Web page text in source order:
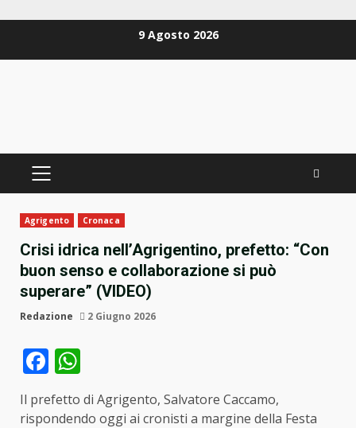
9 Agosto 2026
PRIMÄRES
Agrigento Cronaca
Crisi idrica nell’Agrigentino, prefetto: “Con
buon senso e collaborazione si può
superare” (VIDEO)
Redazione 2 Giugno 2026
Facebook
Il prefetto di Agrigento, Salvatore Caccamo,
rispondendo oggi ai cronisti a margine della Festa